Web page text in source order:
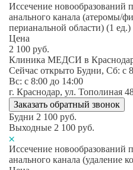
Иссечение новообразований
анального канала (атеромы/
перианальной области) (1 ед.)
Цена
2 100 руб.
Клиника МЕДСИ в
Сейчас открыто Будни, Сб: c
Вс: c 8:00 до 14:00
г. Краснодар, ул. Тополиная
Заказать обратный звонок
Будни 2 100 руб.
Выходные 2 100 руб.
Иссечение новообразований
анального канала (удаление